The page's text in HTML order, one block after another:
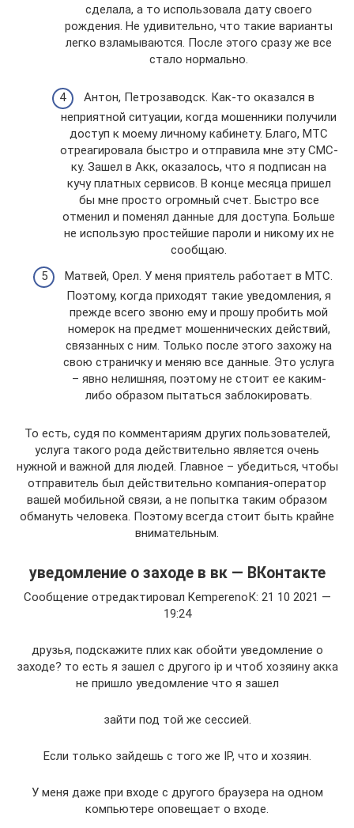
сделала, а то использовала дату своего
рождения. Не удивительно, что такие варианты
легко взламываются. После этого сразу же все
стало нормально.
Антон, Петрозаводск. Как-то оказался в
неприятной ситуации, когда мошенники получили
доступ к моему личному кабинету. Благо, МТС
отреагировала быстро и отправила мне эту СМС-
ку. Зашел в Акк, оказалось, что я подписан на
кучу платных сервисов. В конце месяца пришел
бы мне просто огромный счет. Быстро все
отменил и поменял данные для доступа. Больше
не использую простейшие пароли и никому их не
сообщаю.
Матвей, Орел. У меня приятель работает в МТС.
Поэтому, когда приходят такие уведомления, я
прежде всего звоню ему и прошу пробить мой
номерок на предмет мошеннических действий,
связанных с ним. Только после этого захожу на
свою страничку и меняю все данные. Это услуга
– явно нелишняя, поэтому не стоит ее каким-
либо образом пытаться заблокировать.
То есть, судя по комментариям других пользователей,
услуга такого рода действительно является очень
нужной и важной для людей. Главное – убедиться, чтобы
отправитель был действительно компания-оператор
вашей мобильной связи, а не попытка таким образом
обмануть человека. Поэтому всегда стоит быть крайне
внимательным.
уведомление о заходе в вк — ВКонтакте
Сообщение отредактировал KemperenoК: 21 10 2021 —
19:24
друзья, подскажите плих как обойти уведомление о
заходе? то есть я зашел с другого ip и чтоб хозяину акка
не пришло уведомление что я зашел
зайти под той же сессией.
Если только зайдешь с того же IP, что и хозяин.
У меня даже при входе с другого браузера на одном
компьютере оповещает о входе.